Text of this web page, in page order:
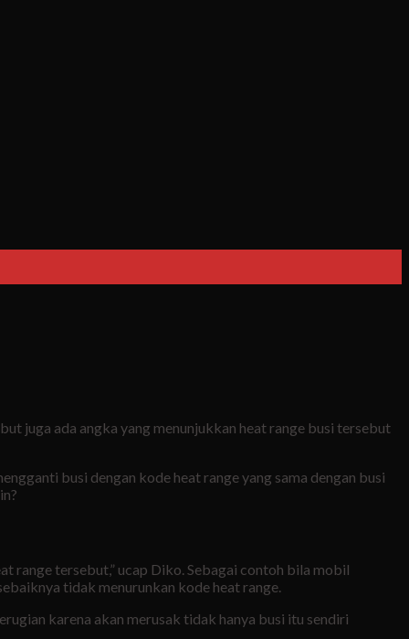
juga ada angka yang menunjukkan heat range busi tersebut
busi dengan kode heat range yang sama dengan busi
range tersebut,” ucap Diko. Sebagai contoh bila mobil
tidak menurunkan kode heat range.
karena akan merusak tidak hanya busi itu sendiri